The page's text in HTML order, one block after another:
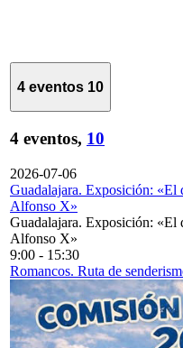
4 eventos 10
4 eventos, 10
2026-07-06
Guadalajara. Exposición: «El
Alfonso X»
Guadalajara. Exposición: «El
Alfonso X»
9:00 - 15:30
Romancos. Ruta de